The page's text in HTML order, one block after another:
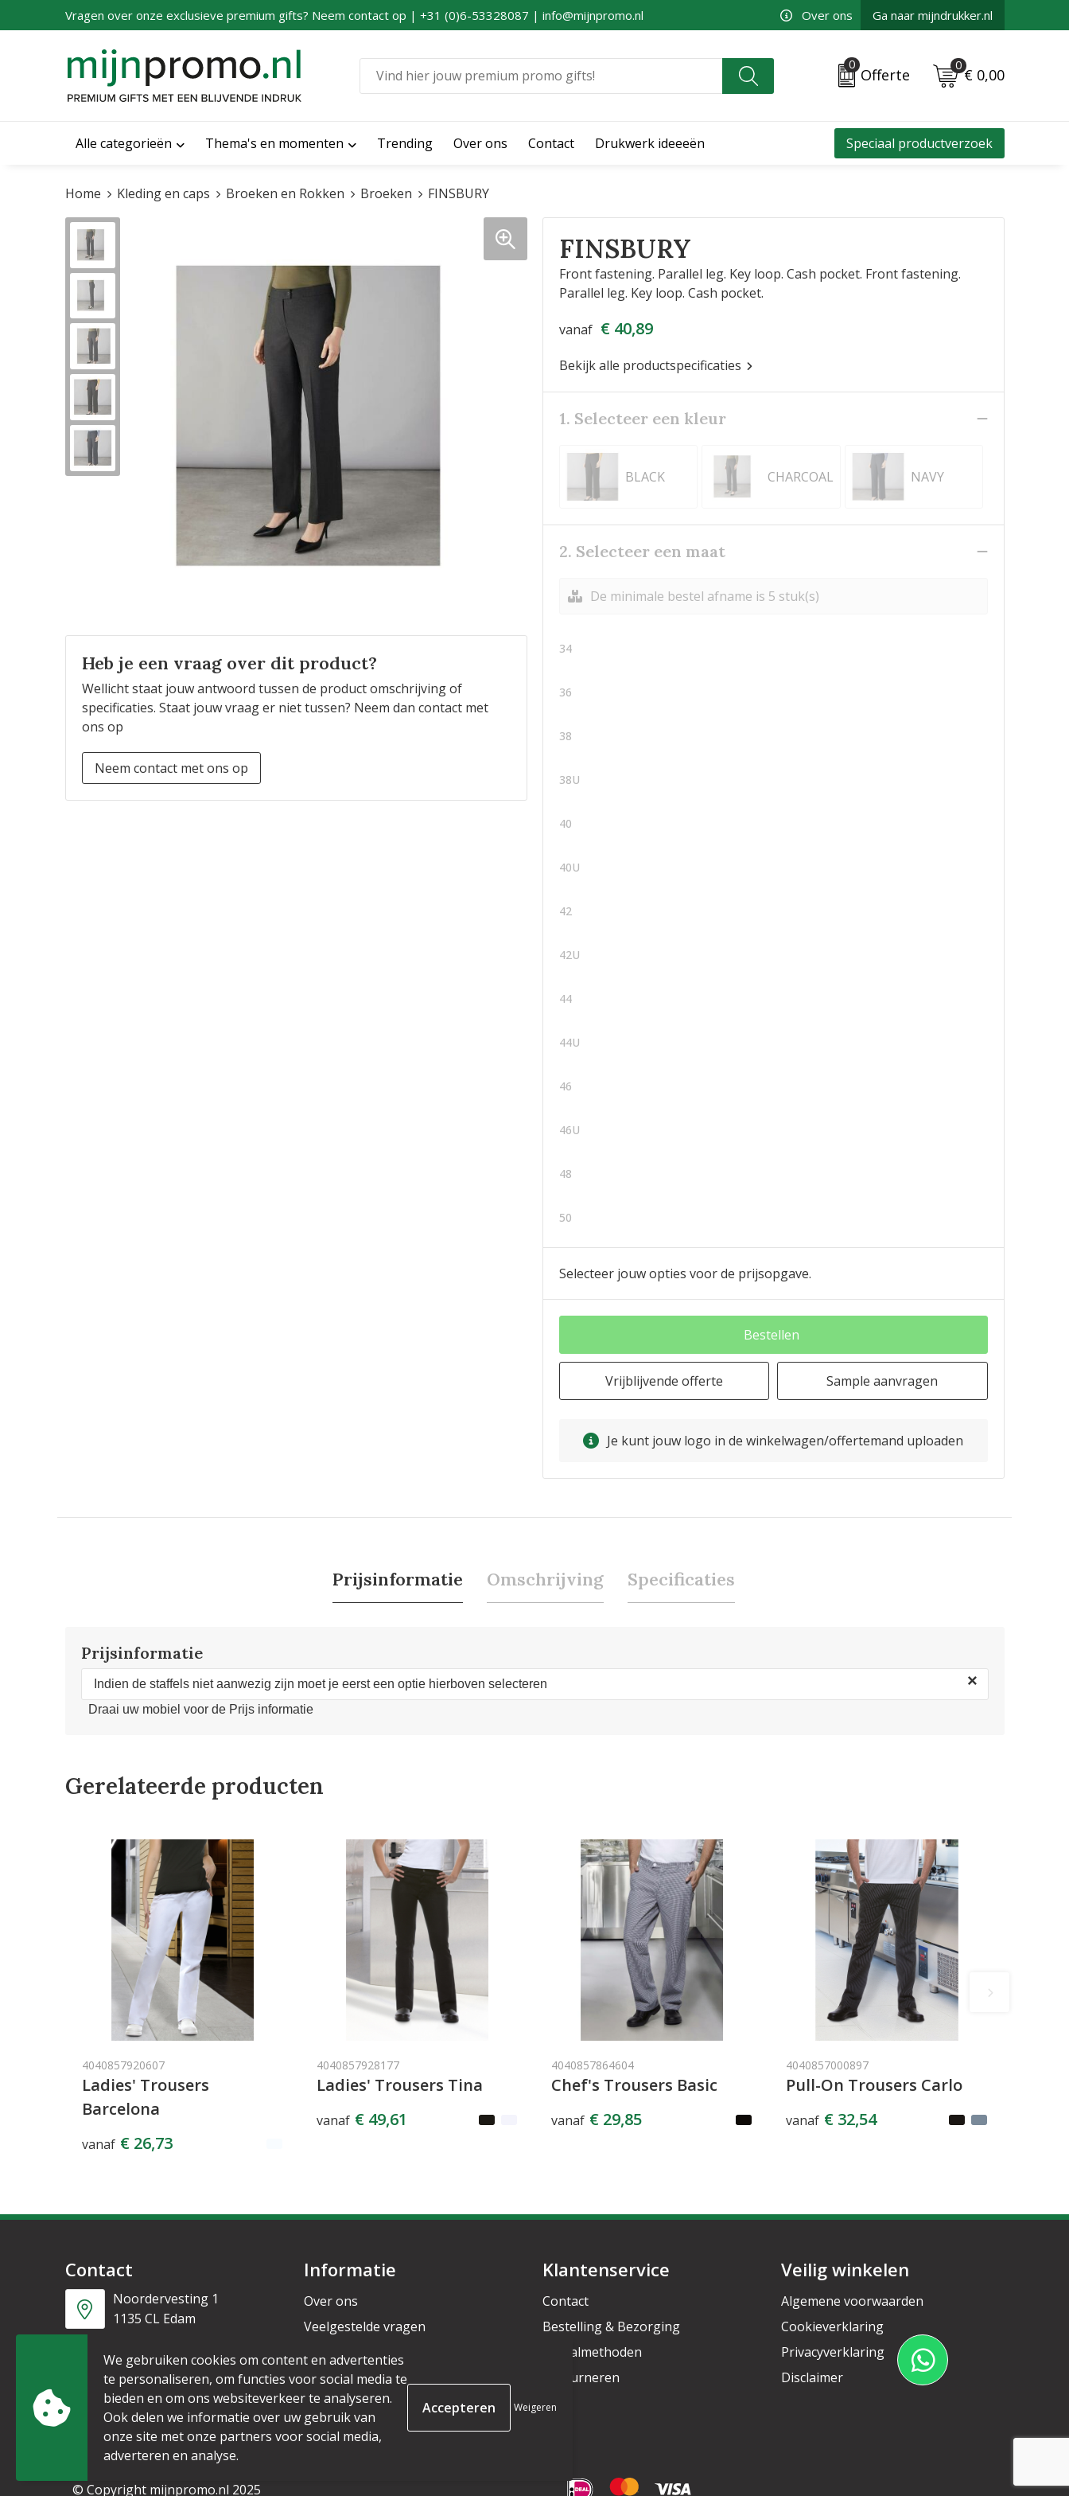
Vragen over onze exclusieve premium gifts? Neem contact op | +31 (0)6-53328087 | info@mijnpromo.nl Over ons Ga naar mijndrukker.nl
0
Offerte
0
€ 0,00
Alle categorieën Thema's en momenten Trending Over ons Contact Drukwerk ideeeën Speciaal productverzoek
Home Kleding en caps Broeken en Rokken Broeken FINSBURY
Heb je een vraag over dit product?
Wellicht staat jouw antwoord tussen de product omschrijving of
specificaties. Staat jouw vraag er niet tussen? Neem dan contact met
ons op
Neem contact met ons op
FINSBURY
Front fastening. Parallel leg. Key loop. Cash pocket. Front fastening.
Parallel leg. Key loop. Cash pocket.
vanaf € 40,89
Bekijk alle productspecificaties
1. Selecteer een kleur
BLACK CHARCOAL NAVY
2. Selecteer een maat
De minimale bestel afname is 5 stuk(s)
34
36
38
38U
40
40U
42
42U
44
44U
46
46U
48
50
Selecteer jouw opties voor de prijsopgave.
Bestellen
Vrijblijvende offerte Sample aanvragen
Je kunt jouw logo in de winkelwagen/offertemand uploaden
Prijsinformatie Omschrijving Specificaties
Prijsinformatie
Indien de staffels niet aanwezig zijn moet je eerst een optie hierboven selecteren ×
Draai uw mobiel voor de Prijs informatie
Gerelateerde producten
4040857920607
Ladies' Trousers
Barcelona
vanaf € 26,73
4040857928177
Ladies' Trousers Tina
vanaf € 49,61
4040857864604
Chef's Trousers Basic
vanaf € 29,85
4040857000897
Pull-On Trousers Carlo
vanaf € 32,54
Contact
Noordervesting 1
1135 CL Edam
+31 6 53328087
info@mijnpromo.nl
Informatie
Over ons
Veelgestelde vragen
Nieuwsbrief
Klantenservice
Contact
Bestelling & Bezorging
Betaalmethoden
Retourneren
Veilig winkelen
Algemene voorwaarden
Cookieverklaring
Privacyverklaring
Disclaimer
© Copyright mijnpromo.nl 2025
We gebruiken cookies om content en advertenties
te personaliseren, om functies voor social media te
bieden en om ons websiteverkeer te analyseren.
Ook delen we informatie over uw gebruik van
onze site met onze partners voor social media,
adverteren en analyse.
Weigeren